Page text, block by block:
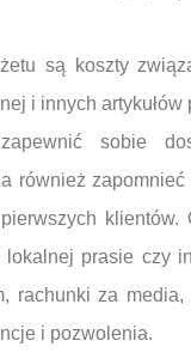
są koszty
i innych
sobie
również
lokalnej prasie czy
rachunki za
i pozwolenia.